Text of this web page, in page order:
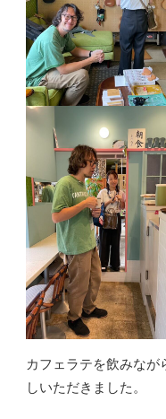
カフェラテを飲みな
しいただきました。